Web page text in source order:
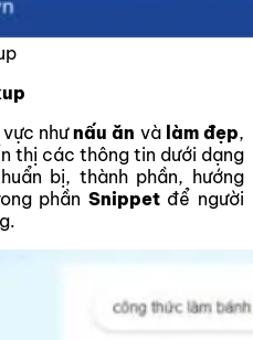
nhưnấu ăn và làm đẹp,
thị các thông tin dưới dạng
bị, thành phần, hướng
phần Snippetđể người